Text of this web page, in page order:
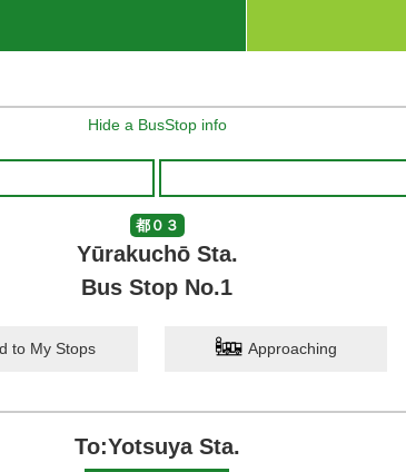
Hide a BusStop info
都０３
Yūrakuchō Sta.
Bus Stop No.1
to My Stops Approaching
To:Yotsuya Sta.